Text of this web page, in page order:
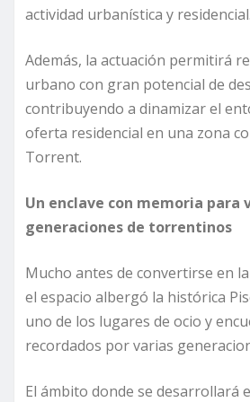
actividad urbanística y residencial.
Además, la actuación permitirá
urbano con gran potencial de
contribuyendo a dinamizar el
oferta residencial en una zona
Torrent.
Un enclave con memoria para
generaciones de torrentinos
Mucho antes de convertirse en
el espacio albergó la histórica
uno de los lugares de ocio y
recordados por varias
El ámbito donde se desarrollará